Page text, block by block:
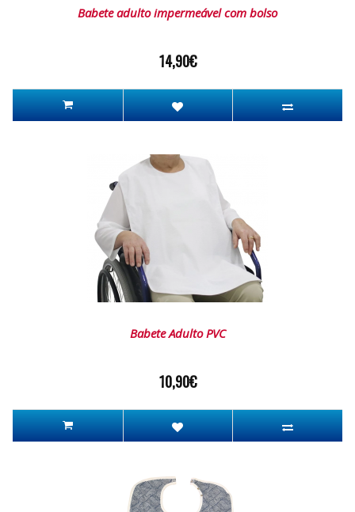
Babete adulto impermeável com bolso
14,90€
Babete Adulto PVC
10,90€